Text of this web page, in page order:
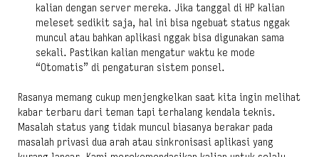
kalian dengan server mereka. Jika tanggal di HP kalian
meleset sedikit saja, hal ini bisa ngebuat status nggak
muncul atau bahkan aplikasi nggak bisa digunakan sama
sekali. Pastikan kalian mengatur waktu ke mode
“Otomatis” di pengaturan sistem ponsel.
Rasanya memang cukup menjengkelkan saat kita ingin melihat
kabar terbaru dari teman tapi terhalang kendala teknis.
Masalah status yang tidak muncul biasanya berakar pada
masalah privasi dua arah atau sinkronisasi aplikasi yang